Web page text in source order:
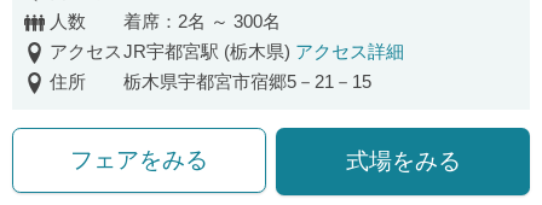
人数
着席：2名 ～ 300名
アクセスJR宇都宮駅 (栃木県) アクセス詳細
住所
栃木県宇都宮市宿郷5－21－15
フェアをみる 式場をみる